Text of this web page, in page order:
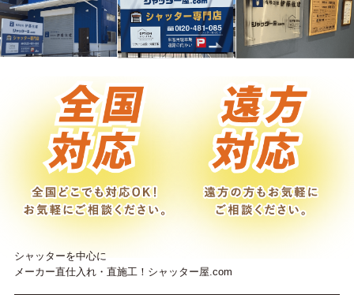
シャッターを中心に
メーカー直仕入れ・直施工！シャッター屋.com